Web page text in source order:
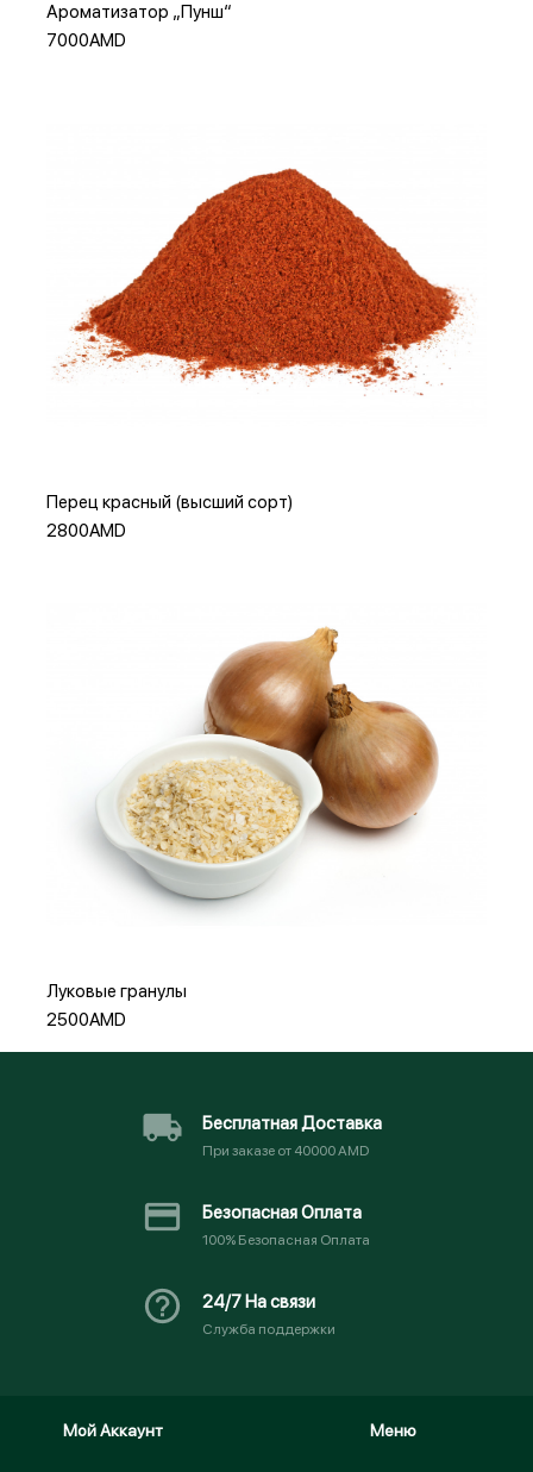
Ароматизатор „Пунш“
7000AMD
Перец красный (высший сорт)
2800AMD
Добавить в корзину
Луковые гранулы
2500AMD
Добавить в корзину
Бесплатная Доставка
При заказе от 40000 AMD
Безопасная Оплата
100% Безопасная Оплата
24/7 На связи
Служба поддержки
Мой Аккаунт Меню